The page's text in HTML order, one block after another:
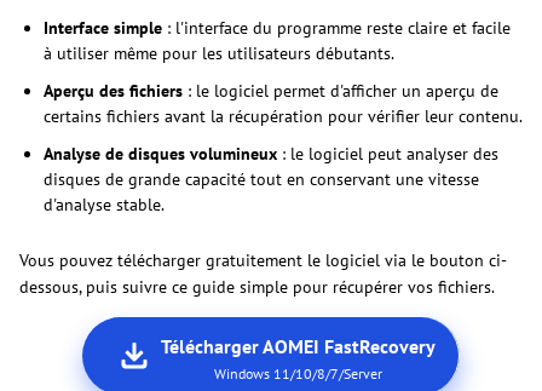
Interface simple : l'interface du programme reste claire et facile
à utiliser même pour les utilisateurs débutants.
Aperçu des fichiers : le logiciel permet d'afficher un aperçu de
certains fichiers avant la récupération pour vérifier leur contenu.
Analyse de disques volumineux : le logiciel peut analyser des
disques de grande capacité tout en conservant une vitesse
d'analyse stable.
Vous pouvez télécharger gratuitement le logiciel via le bouton ci-
dessous, puis suivre ce guide simple pour récupérer vos fichiers.
Télécharger AOMEI FastRecovery
Windows 11/10/8/7/Server